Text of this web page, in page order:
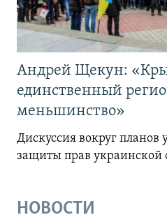
Андрей Щекун:
единственный
меньшинство»
Дискуссия вокруг планов
защиты прав
НОВОСТИ